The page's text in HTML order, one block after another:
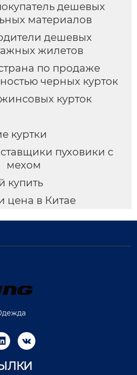
дешевых
материалов
дешевых
жилетов
по продаже
черных курток
курток
куртки
пуховики с
мехом
купить
цена в Китае
